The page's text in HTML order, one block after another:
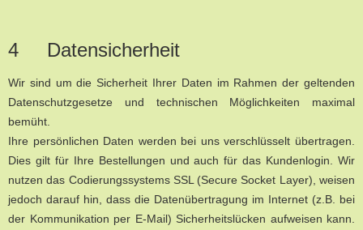
4 Datensicherheit
Wir sind um die Sicherheit Ihrer Daten im Rahmen der geltenden
Datenschutzgesetze und technischen Möglichkeiten maximal
bemüht.
Ihre persönlichen Daten werden bei uns verschlüsselt übertragen.
Dies gilt für Ihre Bestellungen und auch für das Kundenlogin. Wir
nutzen das Codierungssystems SSL (Secure Socket Layer), weisen
jedoch darauf hin, dass die Datenübertragung im Internet (z.B. bei
der Kommunikation per E-Mail) Sicherheitslücken aufweisen kann.